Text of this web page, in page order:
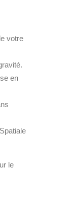
votre
en
le